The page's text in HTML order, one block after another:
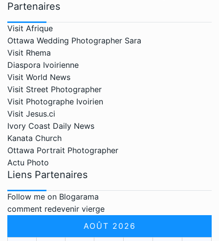
Partenaires
Visit Afrique
Ottawa Wedding Photographer Sara
Visit Rhema
Diaspora Ivoirienne
Visit World News
Visit Street Photographer
Visit Photographe Ivoirien
Visit Jesus.ci
Ivory Coast Daily News
Kanata Church
Ottawa Portrait Photographer
Actu Photo
Liens Partenaires
Follow me on Blogarama
comment redevenir vierge
AOÛT 2026